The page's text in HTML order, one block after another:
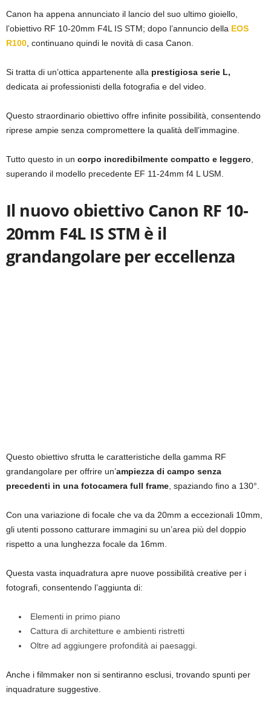
Canon ha appena annunciato il lancio del suo ultimo gioiello,
l’obiettivo RF 10-20mm F4L IS STM; dopo l’annuncio della EOS
R100, continuano quindi le novità di casa Canon.
Si tratta di un’ottica appartenente alla prestigiosa serie L,
dedicata ai professionisti della fotografia e del video.
Questo straordinario obiettivo offre infinite possibilità, consentendo
riprese ampie senza compromettere la qualità dell’immagine.
Tutto questo in un corpo incredibilmente compatto e leggero,
superando il modello precedente EF 11-24mm f4 L USM.
Il nuovo obiettivo Canon RF 10-
20mm F4L IS STM è il
grandangolare per eccellenza
Questo obiettivo sfrutta le caratteristiche della gamma RF
grandangolare per offrire un’ampiezza di campo senza
precedenti in una fotocamera full frame, spaziando fino a 130°.
Con una variazione di focale che va da 20mm a eccezionali 10mm,
gli utenti possono catturare immagini su un’area più del doppio
rispetto a una lunghezza focale da 16mm.
Questa vasta inquadratura apre nuove possibilità creative per i
fotografi, consentendo l’aggiunta di:
Elementi in primo piano
Cattura di architetture e ambienti ristretti
Oltre ad aggiungere profondità ai paesaggi.
Anche i filmmaker non si sentiranno esclusi, trovando spunti per
inquadrature suggestive.